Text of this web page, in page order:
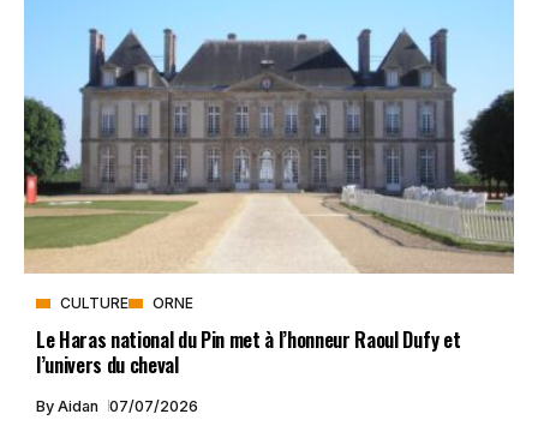
CULTURE ORNE
Le Haras national du Pin met à l’honneur Raoul Dufy et
l’univers du cheval
By Aidan 07/07/2026